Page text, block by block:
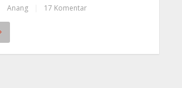
Anang 17 Komentar